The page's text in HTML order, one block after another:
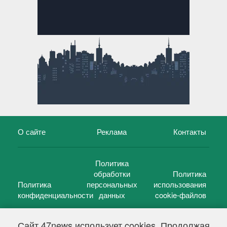
О сайте Реклама Контакты
Политика
конфиденциальности
Политика
обработки
персональных
данных
Политика
использования
cookie-файлов